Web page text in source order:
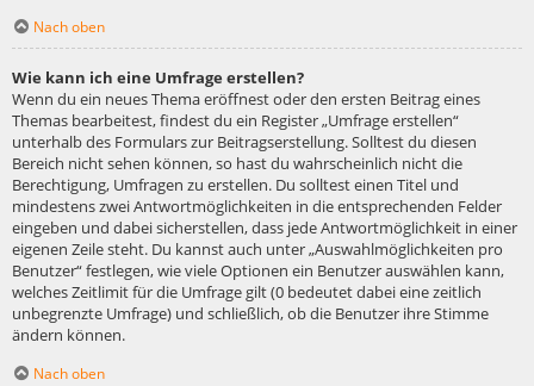
Nach oben
Wie kann ich eine Umfrage erstellen?
Wenn du ein neues Thema eröffnest oder den ersten Beitrag eines
Themas bearbeitest, findest du ein Register „Umfrage erstellen“
unterhalb des Formulars zur Beitragserstellung. Solltest du diesen
Bereich nicht sehen können, so hast du wahrscheinlich nicht die
Berechtigung, Umfragen zu erstellen. Du solltest einen Titel und
mindestens zwei Antwortmöglichkeiten in die entsprechenden Felder
eingeben und dabei sicherstellen, dass jede Antwortmöglichkeit in einer
eigenen Zeile steht. Du kannst auch unter „Auswahlmöglichkeiten pro
Benutzer“ festlegen, wie viele Optionen ein Benutzer auswählen kann,
welches Zeitlimit für die Umfrage gilt (0 bedeutet dabei eine zeitlich
unbegrenzte Umfrage) und schließlich, ob die Benutzer ihre Stimme
ändern können.
Nach oben